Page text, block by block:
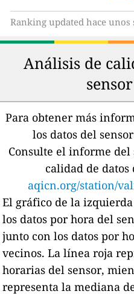
Ranking updated hace unos
Análisis de
Para obtener más
los datos del
Consulte el informe
calidad de
aqicn.org/station/
El gráfico de la
los datos por hora del
junto con los datos por
vecinos. La línea roja
horarias del sensor,
representa la mediana